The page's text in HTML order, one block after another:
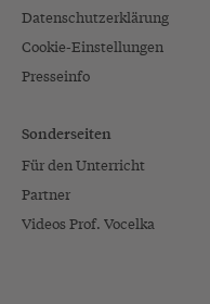
Datenschutzerklärung
Cookie-Einstellungen
Presseinfo
Sonderseiten
Für den Unterricht
Partner
Videos Prof. Vocelka